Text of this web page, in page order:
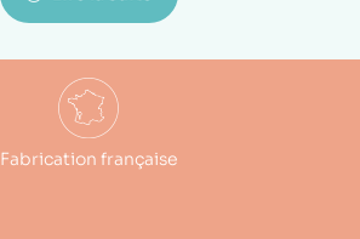
Fabrication française